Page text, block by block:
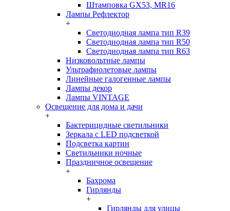
Штамповка GX53, MR16
Лампы Рефлектор
+
Светодиодная лампа тип R39
Светодиодная лампа тип R50
Светодиодная лампа тип R63
Низковольтные лампы
Ультрафиолетовые лампы
Линейные галогенные лампы
Лампы декор
Лампы VINTAGE
Освещение для дома и дачи
+
Бактерицидные светильники
Зеркала с LED подсветкой
Подсветка картин
Светильники ночные
Праздничное освещение
+
Бахрома
Гирлянды
+
Гирлянды для улицы